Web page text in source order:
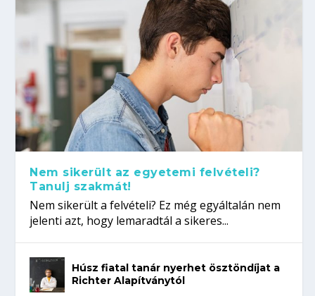
Nem sikerült az egyetemi felvételi?
Tanulj szakmát!
Nem sikerült a felvételi? Ez még egyáltalán nem
jelenti azt, hogy lemaradtál a sikeres...
Húsz fiatal tanár nyerhet ösztöndíjat a
Richter Alapítványtól